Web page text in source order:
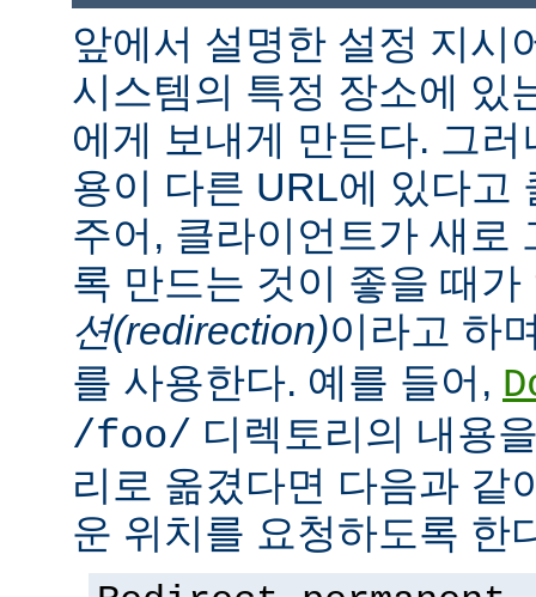
앞에서 설명한 설정 지시
시스템의 특정 장소에 있
에게 보내게 만든다. 그
용이 다른 URL에 있다고
주어, 클라이언트가 새로
록 만드는 것이 좋을 때
션(redirection)이라고 하
를 사용한다. 예를 들어,
/foo/ 디렉토리의 내용
리로 옮겼다면 다음과 같
운 위치를 요청하도록 한